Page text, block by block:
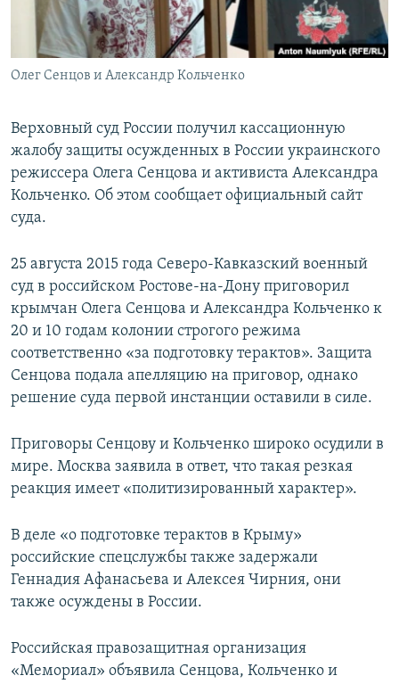
ПОБЕДИТЕЛЕЙ НЕ СУДЯТ?
КРЫМ.НЕПОКОРЕННЫЙ
ELIFBE
ПРИСОЕДИНЯЙТЕСЬ!
Все сайты RFE/RL
Олег Сенцов и Александр Кольченко
Верховный суд России получил кассационную
жалобу защиты осужденных в России украинского
режиссера Олега Сенцова и активиста Александра
Кольченко. Об этом сообщает официальный сайт
суда.
25 августа 2015 года Северо-Кавказский военный
суд в российском Ростове-на-Дону приговорил
крымчан Олега Сенцова и Александра Кольченко к
20 и 10 годам колонии строгого режима
соответственно «за подготовку терактов». Защита
Сенцова подала апелляцию на приговор, однако
решение суда первой инстанции оставили в силе.
Приговоры Сенцову и Кольченко широко осудили в
мире. Москва заявила в ответ, что такая резкая
реакция имеет «политизированный характер».
В деле «о подготовке терактов в Крыму»
российские спецслужбы также задержали
Геннадия Афанасьева и Алексея Чирния, они
также осуждены в России.
Российская правозащитная организация
«Мемориал» объявила Сенцова, Кольченко и